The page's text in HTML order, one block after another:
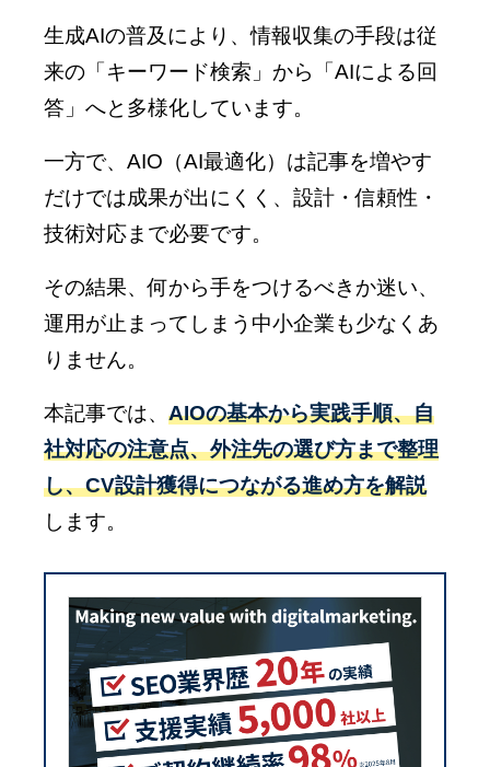
生成AIの普及により、情報収集の手段は従
来の「キーワード検索」から「AIによる回
答」へと多様化しています。
一方で、AIO（AI最適化）は記事を増やす
だけでは成果が出にくく、設計・信頼性・
技術対応まで必要です。
その結果、何から手をつけるべきか迷い、
運用が止まってしまう中小企業も少なくあ
りません。
本記事では、 AIOの基本から実践手順、自
社対応の注意点、外注先の選び方まで整理
し、CV設計獲得につながる進め方を解説
します。